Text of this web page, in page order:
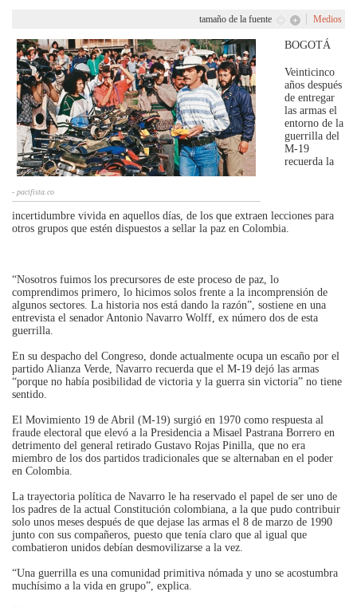
tamaño de la fuente Medios
- pacifista.co
BOGOTÁ
Veinticinco
años después
de entregar
las armas el
entorno de la
guerrilla del
M-19
recuerda la
incertidumbre vivida en aquellos días, de los que extraen lecciones para
otros grupos que estén dispuestos a sellar la paz en Colombia.
“Nosotros fuimos los precursores de este proceso de paz, lo
comprendimos primero, lo hicimos solos frente a la incomprensión de
algunos sectores. La historia nos está dando la razón”, sostiene en una
entrevista el senador Antonio Navarro Wolff, ex número dos de esta
guerrilla.
En su despacho del Congreso, donde actualmente ocupa un escaño por el
partido Alianza Verde, Navarro recuerda que el M-19 dejó las armas
“porque no había posibilidad de victoria y la guerra sin victoria” no tiene
sentido.
El Movimiento 19 de Abril (M-19) surgió en 1970 como respuesta al
fraude electoral que elevó a la Presidencia a Misael Pastrana Borrero en
detrimento del general retirado Gustavo Rojas Pinilla, que no era
miembro de los dos partidos tradicionales que se alternaban en el poder
en Colombia.
La trayectoria política de Navarro le ha reservado el papel de ser uno de
los padres de la actual Constitución colombiana, a la que pudo contribuir
solo unos meses después de que dejase las armas el 8 de marzo de 1990
junto con sus compañeros, puesto que tenía claro que al igual que
combatieron unidos debían desmovilizarse a la vez.
“Una guerrilla es una comunidad primitiva nómada y uno se acostumbra
muchísimo a la vida en grupo”, explica.